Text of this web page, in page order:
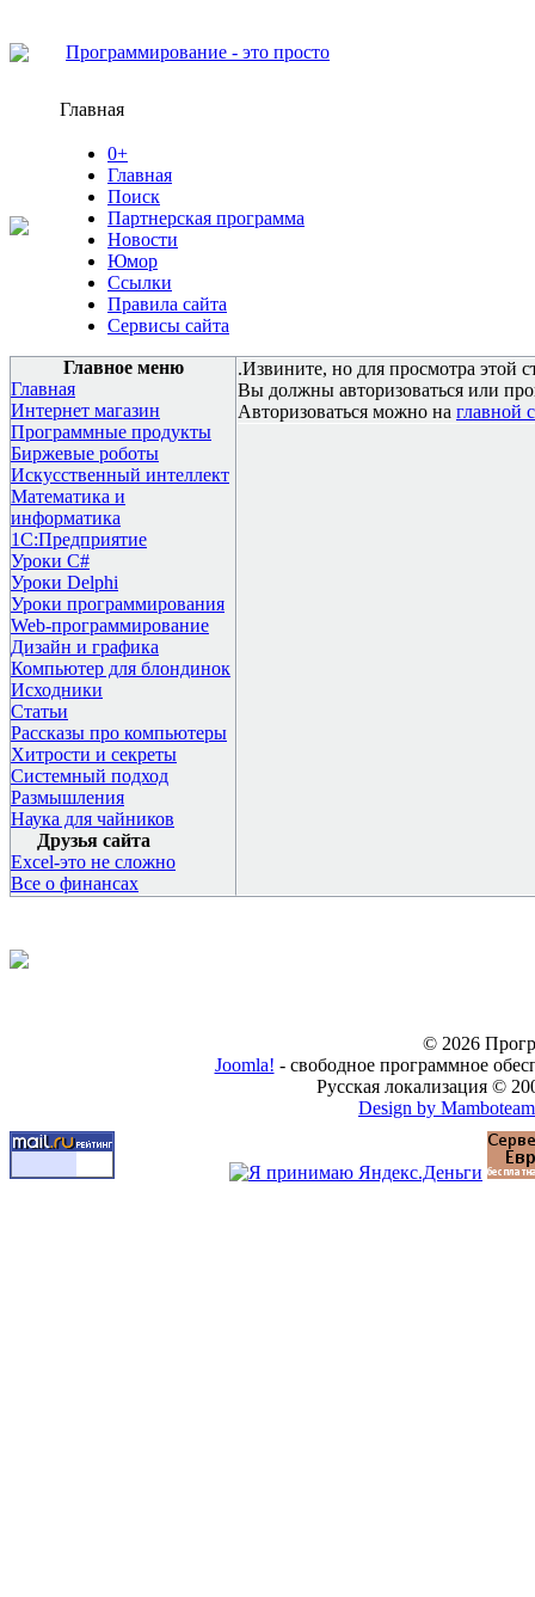
Программирование - это просто
Главная
0+
Главная
Поиск
Партнерская программа
Новости
Юмор
Ссылки
Правила сайта
Сервисы сайта
Главное меню
Главная
Интернет магазин
Программные продукты
Биржевые роботы
Искусственный интеллект
Математика и
информатика
1С:Предприятие
Уроки C#
Уроки Delphi
Уроки программирования
Web-программирование
Дизайн и графика
Компьютер для блондинок
Исходники
Статьи
Рассказы про компьютеры
Хитрости и секреты
Системный подход
Размышления
Наука для чайников
Друзья сайта
Excel-это не сложно
Все о финансах
.Извините, но для просмотра этой
Вы должны авторизоваться или
Авторизоваться можно на главной
© 2026
Joomla! - свободное программное
Русская локализация ©
Design by